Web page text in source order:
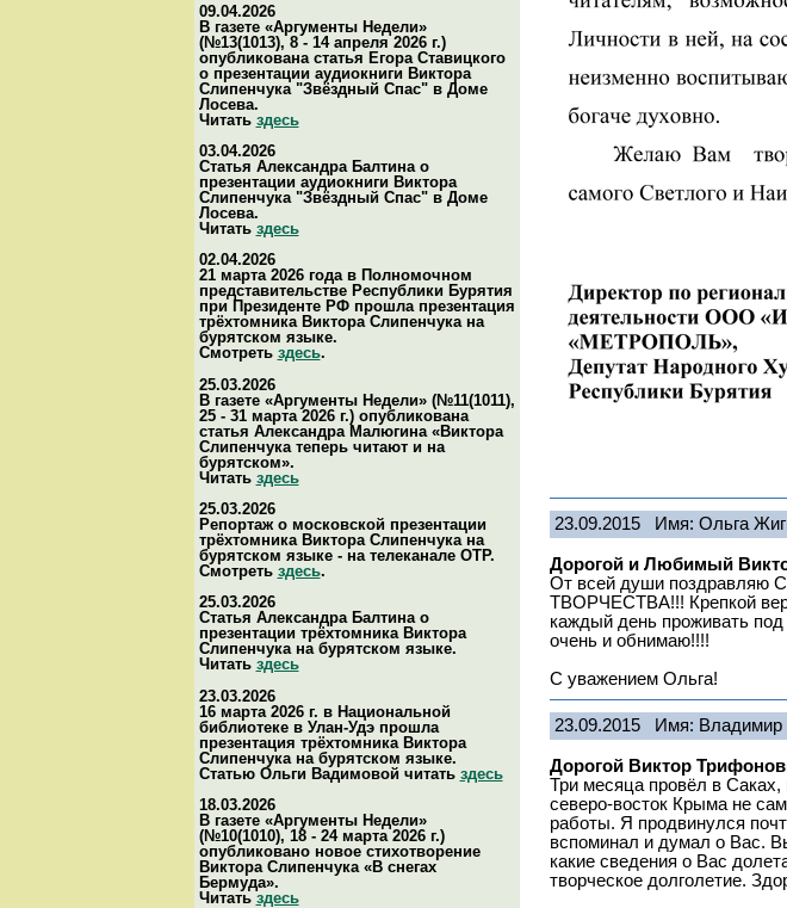
09.04.2026
В газете «Аргументы Недели»
(№13(1013), 8 - 14 апреля 2026 г.)
опубликована статья Егора Ставицкого
о презентации аудиокниги Виктора
Слипенчука "Звёздный Спас" в Доме
Лосева.
Читать здесь
03.04.2026
Статья Александра Балтина о
презентации аудиокниги Виктора
Слипенчука "Звёздный Спас" в Доме
Лосева.
Читать здесь
02.04.2026
21 марта 2026 года в Полномочном
представительстве Республики Бурятия
при Президенте РФ прошла презентация
трёхтомника Виктора Слипенчука на
бурятском языке.
Смотреть здесь.
25.03.2026
В газете «Аргументы Недели» (№11(1011),
25 - 31 марта 2026 г.) опубликована
статья Александра Малюгина «Виктора
Слипенчука теперь читают и на
бурятском».
Читать здесь
25.03.2026
Репортаж о московской презентации
трёхтомника Виктора Слипенчука на
бурятском языке - на телеканале ОТР.
Смотреть здесь.
25.03.2026
Статья Александра Балтина о
презентации трёхтомника Виктора
Слипенчука на бурятском языке.
Читать здесь
23.03.2026
16 марта 2026 г. в Национальной
библиотеке в Улан-Удэ прошла
презентация трёхтомника Виктора
Слипенчука на бурятском языке.
Статью Ольги Вадимовой читать здесь
18.03.2026
В газете «Аргументы Недели»
(№10(1010), 18 - 24 марта 2026 г.)
опубликовано новое стихотворение
Виктора Слипенчука «В снегах
Бермуда».
Читать здесь
23.09.2015 Имя: Ольга
Дорогой и Любимый
От всей души
ТВОРЧЕСТВА!!! Крепкой
каждый день проживать
очень и обнимаю!!!!
С уважением Ольга!
23.09.2015 Имя: Владимир
Дорогой Виктор
Три месяца провёл в Саках,
северо-восток Крыма не
работы. Я продвинулся
вспоминал и думал о Вас.
какие сведения о Вас
творческое долголетие.